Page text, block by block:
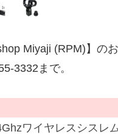
Miyaji (RPM)】の
3332まで。
ワイヤレスシスレ